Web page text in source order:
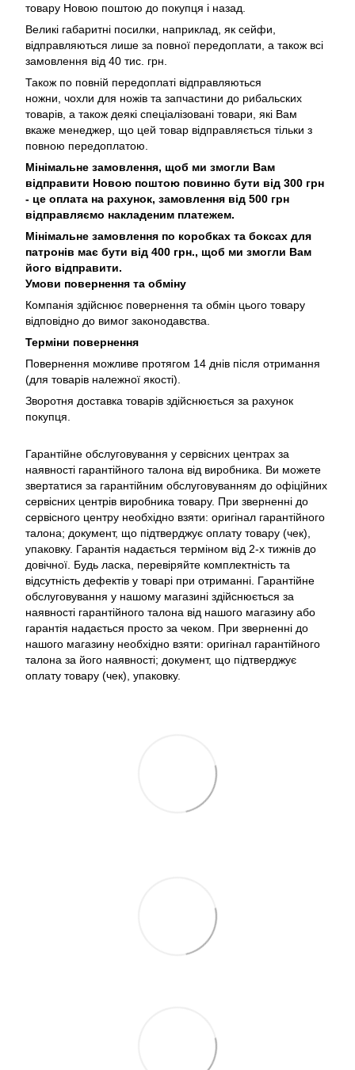
товару Новою поштою до покупця і назад.
Великі габаритні посилки, наприклад, як сейфи,
відправляються лише за повної передоплати, а також всі
замовлення від 40 тис. грн.
Також по повній передоплаті відправляються
ножни, чохли для ножів та запчастини до рибальских
товарів, а також деякі спеціалізовані товари, які Вам
вкаже менеджер, що цей товар відправляється тільки з
повною передоплатою.
Мінімальне замовлення, щоб ми змогли Вам
відправити Новою поштою повинно бути від 300 грн
- це оплата на рахунок, замовлення від 500 грн
відправляємо накладеним платежем.
Мінімальне замовлення по коробках та боксах для
патронів має бути від 400 грн., щоб ми змогли Вам
його відправити.
Умови повернення та обміну
Компанія здійснює повернення та обмін цього товару
відповідно до вимог законодавства.
Терміни повернення
Повернення можливе протягом 14 днів після отримання
(для товарів належної якості).
Зворотня доставка товарів здійснюється за рахунок
покупця.
Гарантійне обслуговування у сервісних центрах за
наявності гарантійного талона від виробника. Ви можете
звертатися за гарантійним обслуговуванням до офіційних
сервісних центрів виробника товару. При зверненні до
сервісного центру необхідно взяти: оригінал гарантійного
талона; документ, що підтверджує оплату товару (чек),
упаковку. Гарантія надається терміном від 2-х тижнів до
довічної. Будь ласка, перевіряйте комплектність та
відсутність дефектів у товарі при отриманні. Гарантійне
обслуговування у нашому магазині здійснюється за
наявності гарантійного талона від нашого магазину або
гарантія надається просто за чеком. При зверненні до
нашого магазину необхідно взяти: оригінал гарантійного
талона за його наявності; документ, що підтверджує
оплату товару (чек), упаковку.